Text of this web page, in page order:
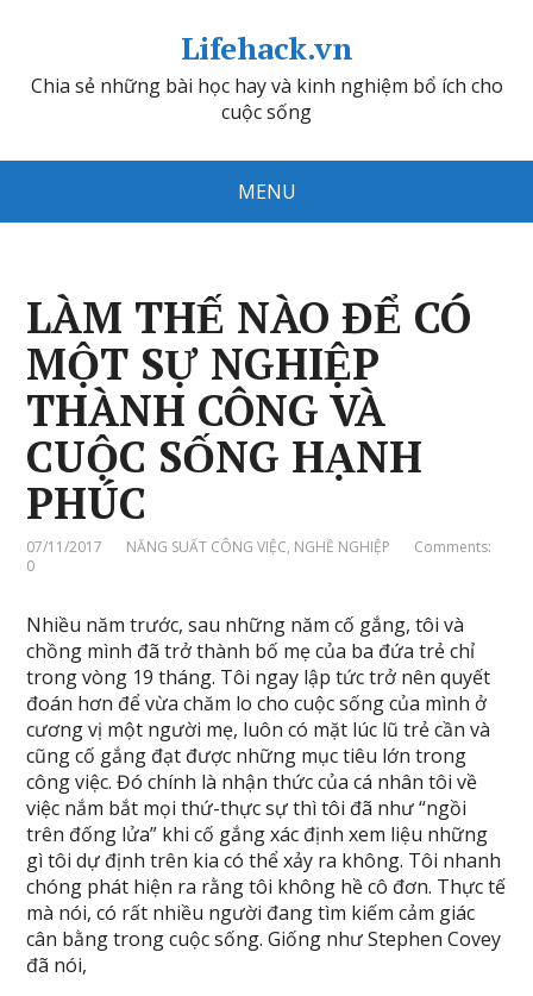
Lifehack.vn
Chia sẻ những bài học hay và kinh nghiệm bổ ích cho
cuộc sống
MENU
LÀM THẾ NÀO ĐỂ CÓ
MỘT SỰ NGHIỆP
THÀNH CÔNG VÀ
CUỘC SỐNG HẠNH
PHÚC
07/11/2017 NĂNG SUẤT CÔNG VIỆC, NGHỀ NGHIỆP
Comments:
0
Nhiều năm trước, sau những năm cố gắng, tôi và
chồng mình đã trở thành bố mẹ của ba đứa trẻ chỉ
trong vòng 19 tháng. Tôi ngay lập tức trở nên quyết
đoán hơn để vừa chăm lo cho cuộc sống của mình ở
cương vị một người mẹ, luôn có mặt lúc lũ trẻ cần và
cũng cố gắng đạt được những mục tiêu lớn trong
công việc. Đó chính là nhận thức của cá nhân tôi về
việc nắm bắt mọi thứ-thực sự thì tôi đã như “ngồi
trên đống lửa” khi cố gắng xác định xem liệu những
gì tôi dự định trên kia có thể xảy ra không. Tôi nhanh
chóng phát hiện ra rằng tôi không hề cô đơn. Thực tế
mà nói, có rất nhiều người đang tìm kiếm cảm giác
cân bằng trong cuộc sống. Giống như Stephen Covey
đã nói,